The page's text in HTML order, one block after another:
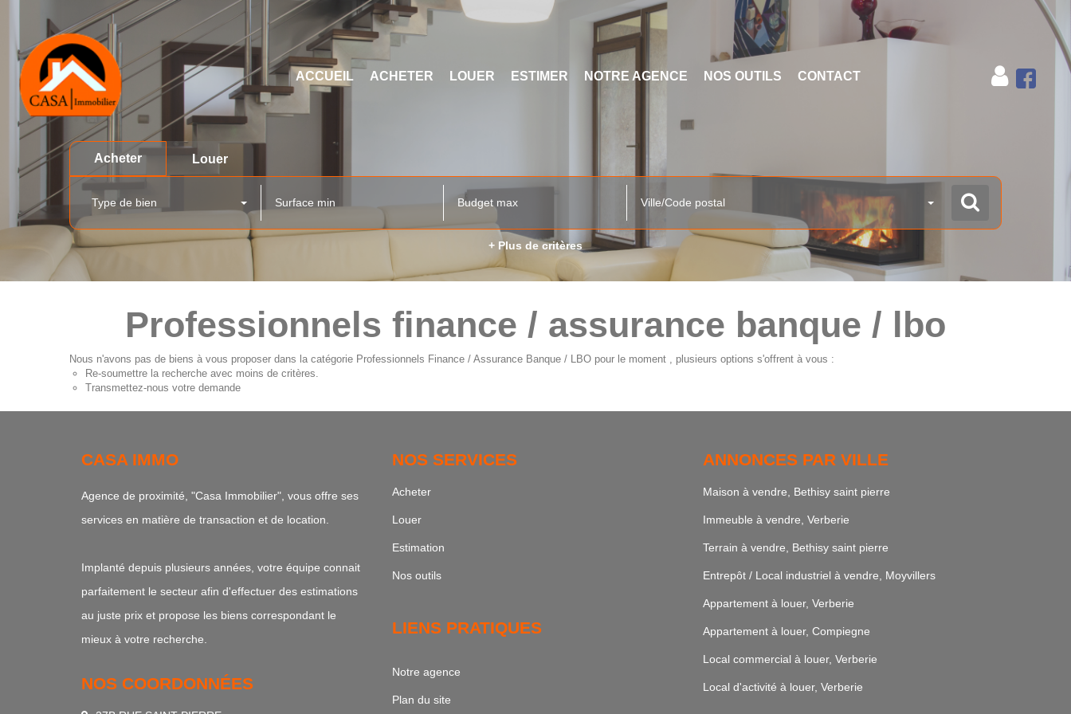
ACCUEIL ACHETER LOUER ESTIMER NOTRE AGENCE NOS OUTILS CONTACT
Acheter Louer
Type de bien Ville/Code postal
+ Plus de critères
Professionnels finance / assurance banque / lbo
Nous n'avons pas de biens à vous proposer dans la catégorie Professionnels Finance / Assurance Banque / LBO pour le moment , plusieurs options s'offrent à vous :
Re-soumettre la recherche avec moins de critères.
Transmettez-nous votre demande
CASA IMMO
Agence de proximité, "Casa Immobilier", vous offre ses
services en matière de transaction et de location.
Implanté depuis plusieurs années, votre équipe connait
parfaitement le secteur afin d'effectuer des estimations
au juste prix et propose les biens correspondant le
mieux à votre recherche.
NOS COORDONNÉES
NOS SERVICES
Acheter
Louer
Estimation
Nos outils
LIENS PRATIQUES
Notre agence
Plan du site
ANNONCES PAR VILLE
Maison à vendre, Bethisy saint pierre
Immeuble à vendre, Verberie
Terrain à vendre, Bethisy saint pierre
Entrepôt / Local industriel à vendre, Moyvillers
Appartement à louer, Verberie
Appartement à louer, Compiegne
Local commercial à louer, Verberie
Local d'activité à louer, Verberie